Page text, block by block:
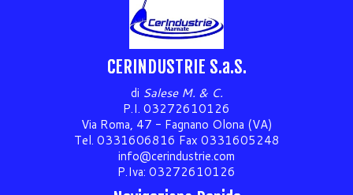
CERINDUSTRIE S.a.S.
di Salese M. & C.
P.I. 03272610126
Via Roma, 47 - Fagnano Olona (VA)
Tel. 0331606816 Fax 0331605248
info@cerindustrie.com
P.Iva: 03272610126